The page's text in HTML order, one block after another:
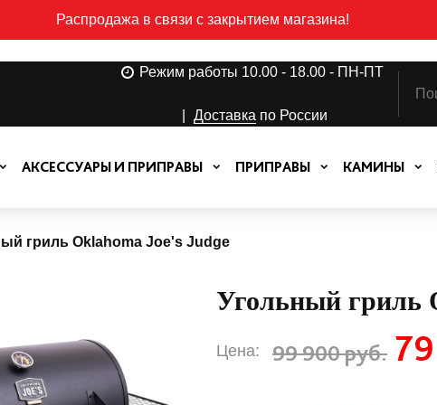
Распродажа в связи с закрытием магазина!
Режим работы 10.00 - 18.00 - ПН-ПТ
Доставка по России
АКСЕССУАРЫ И ПРИПРАВЫ ПРИПРАВЫ КАМИНЫ
гриль Oklahoma Joe's Judge
Угольный гриль
Цена: 99 900 руб.